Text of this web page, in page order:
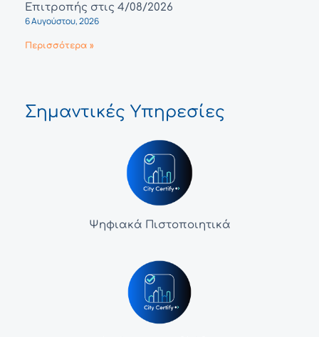
Επιτροπής στις 4/08/2026
6 Αυγούστου, 2026
Περισσότερα »
Σημαντικές Υπηρεσίες
Ψηφιακά Πιστοποιητικά